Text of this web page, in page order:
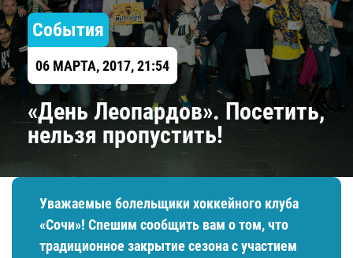
События
06 МАРТА, 2017, 21:54
«День Леопардов». Посетить,
нельзя пропустить!
Уважаемые болельщики хоккейного клуба
«Сочи»! Спешим сообщить вам о том, что
традиционное закрытие сезона с участием